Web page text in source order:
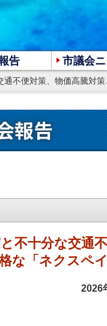
物価高騰対策として不適格な「
小
報告
不十分な交通不
な「ネクスペ
2026
告 市議会